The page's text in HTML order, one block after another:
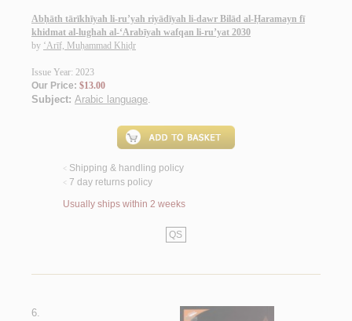
Abḥāth tārīkhīyah li-ru’yah riyādīyah li-dawr Bilād al-Ḥaramayn fī
khidmat al-lughah al-‘Arabīyah wafqan li-ru’yat 2030
by ‘Arīf, Muḥammad Khiḍr
Issue Year: 2023
Our Price: $13.00
Subject: Arabic language.
< Shipping & handling policy
< 7 day returns policy
Usually ships within 2 weeks
QS
6.